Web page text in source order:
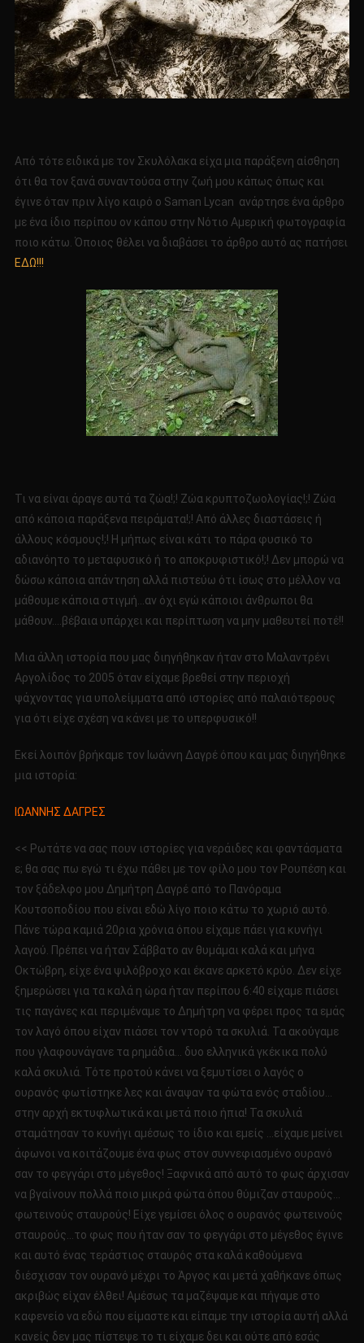
Από τότε ειδικά με τον Σκυλόλακα είχα μια παράξενη αίσθηση
ότι θα τον ξανά συναντούσα στην ζωή μου κάπως όπως και
έγινε όταν πριν λίγο καιρό ο Saman Lycan ανάρτησε ένα άρθρο
με ένα ίδιο περίπου ον κάπου στην Νότιο Αμερική φωτογραφία
ποιο κάτω. Όποιος θέλει να διαβάσει το άρθρο αυτό ας πατήσει
ΕΔΩ!!!
Τι να είναι άραγε αυτά τα ζώα!;! Ζώα κρυπτοζωολογίας!;! Ζώα
από κάποια παράξενα πειράματα!;! Από άλλες διαστάσεις ή
άλλους κόσμους!;! Η μήπως είναι κάτι το πάρα φυσικό το
αδιανόητο το μεταφυσικό ή το αποκρυφιστικό!;! Δεν μπορώ να
δώσω κάποια απάντηση αλλά πιστεύω ότι ίσως στο μέλλον να
μάθουμε κάποια στιγμή…αν όχι εγώ κάποιοι άνθρωποι θα
μάθουν….βέβαια υπάρχει και περίπτωση να μην μαθευτεί ποτέ!!
Μια άλλη ιστορία που μας διηγήθηκαν ήταν στο Μαλαντρένι
Αργολίδος το 2005 όταν είχαμε βρεθεί στην περιοχή
ψάχνοντας για υπολείμματα από ιστορίες από παλαιότερους
για ότι είχε σχέση να κάνει με το υπερφυσικό!!
Εκεί λοιπόν βρήκαμε τον Ιωάννη Δαγρέ όπου και μας διηγήθηκε
μια ιστορία:
ΙΩΑΝΝΗΣ ΔΑΓΡΕΣ
<< Ρωτάτε να σας πουν ιστορίες για νεράιδες και φαντάσματα
ε; θα σας πω εγώ τι έχω πάθει με τον φίλο μου τον Ρουπέση και
τον ξάδελφο μου Δημήτρη Δαγρέ από το Πανόραμα
Κουτσοποδίου που είναι εδώ λίγο ποιο κάτω το χωριό αυτό.
Πάνε τώρα καμιά 20ρια χρόνια όπου είχαμε πάει για κυνήγι
λαγού. Πρέπει να ήταν Σάββατο αν θυμάμαι καλά και μήνα
Οκτώβρη, είχε ένα ψιλόβροχο και έκανε αρκετό κρύο. Δεν είχε
ξημερώσει για τα καλά η ώρα ήταν περίπου 6:40 είχαμε πιάσει
τις παγάνες και περιμέναμε το Δημήτρη να φέρει προς τα εμάς
τον λαγό όπου είχαν πιάσει τον ντορό τα σκυλιά. Τα ακούγαμε
που γλαφουνάγανε τα ρημάδια… δυο ελληνικά γκέκικα πολύ
καλά σκυλιά. Τότε προτού κάνει να ξεμυτίσει ο λαγός ο
ουρανός φωτίστηκε λες και άναψαν τα φώτα ενός σταδίου…
στην αρχή εκτυφλωτικά και μετά ποιο ήπια! Τα σκυλιά
σταμάτησαν το κυνήγι αμέσως το ίδιο και εμείς …είχαμε μείνει
άφωνοι να κοιτάζουμε ένα φως στον συννεφιασμένο ουρανό
σαν το φεγγάρι στο μέγεθος! Ξαφνικά από αυτό το φως άρχισαν
να βγαίνουν πολλά ποιο μικρά φώτα όπου θύμιζαν σταυρούς…
φωτεινούς σταυρούς! Είχε γεμίσει όλος ο ουρανός φωτεινούς
σταυρούς…το φως που ήταν σαν το φεγγάρι στο μέγεθος έγινε
και αυτό ένας τεράστιος σταυρός στα καλά καθούμενα
διέσχισαν τον ουρανό μέχρι το Άργος και μετά χαθήκανε όπως
ακριβώς είχαν έλθει! Αμέσως τα μαζέψαμε και πήγαμε στο
καφενείο να εδώ που είμαστε και είπαμε την ιστορία αυτή αλλά
κανείς δεν μας πίστεψε το τι είχαμε δει και ούτε από εσάς